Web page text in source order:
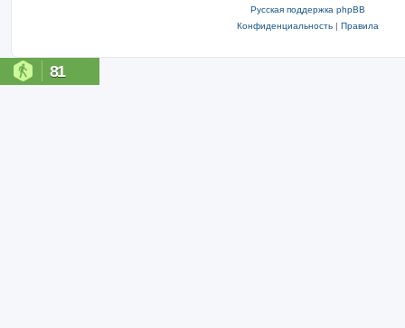
Русская поддержка phpBB
Конфиденциальность | Правила
81